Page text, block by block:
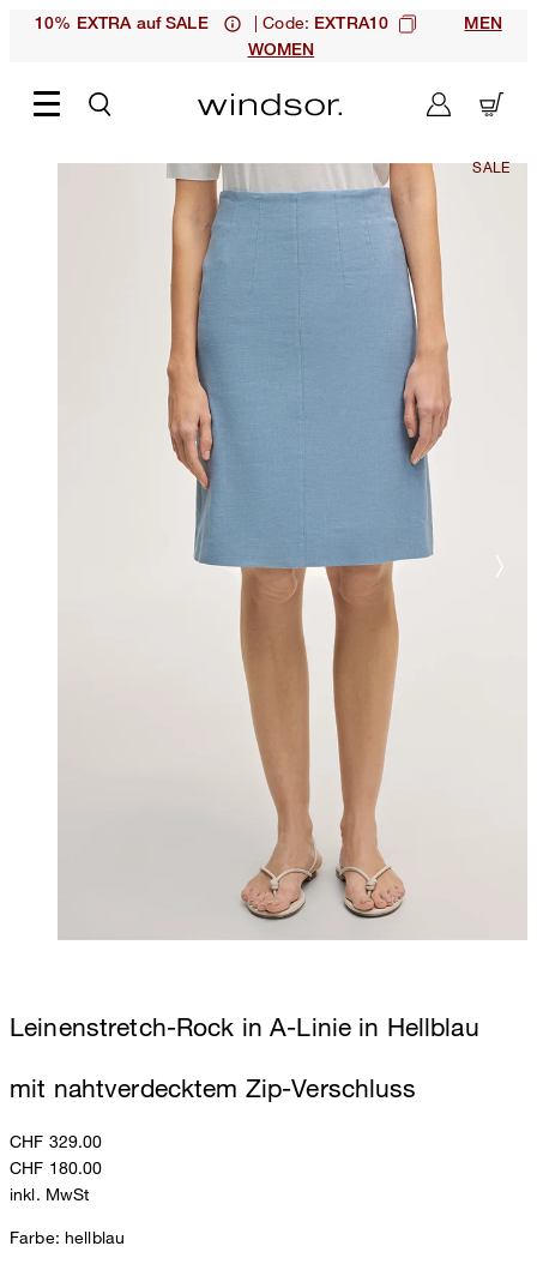
10% EXTRA auf SALE | Code: EXTRA10
MEN
WOMEN
Leinenstretch-Rock in A-Linie in Hellblau
mit nahtverdecktem Zip-Verschluss
CHF 329.00
CHF 180.00
inkl. MwSt
Farbe: hellblau